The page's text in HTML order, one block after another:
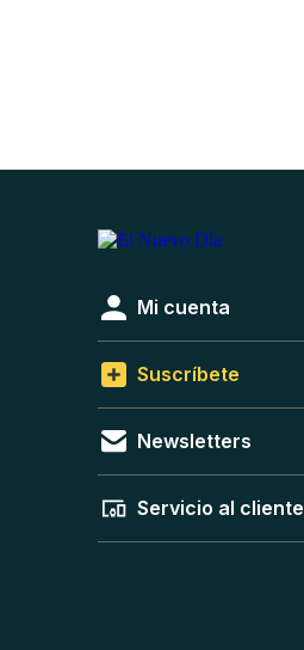
Mi cuenta
Suscríbete
Newsletters
Servicio al cliente